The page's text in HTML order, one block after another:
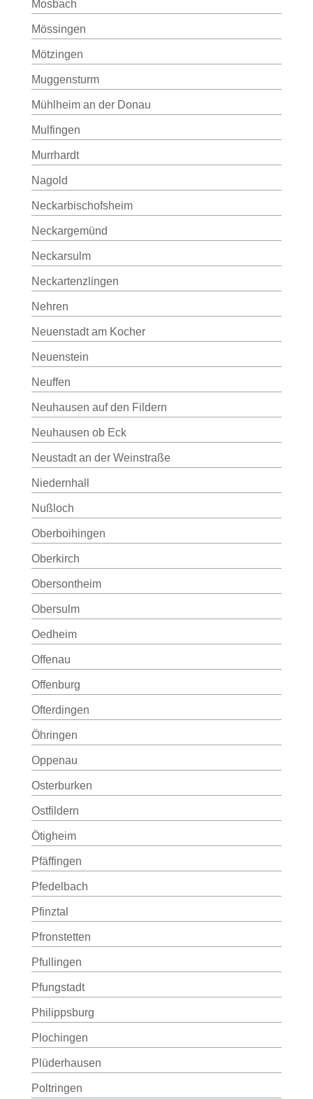
Mosbach
Mössingen
Mötzingen
Muggensturm
Mühlheim an der Donau
Mulfingen
Murrhardt
Nagold
Neckarbischofsheim
Neckargemünd
Neckarsulm
Neckartenzlingen
Nehren
Neuenstadt am Kocher
Neuenstein
Neuffen
Neuhausen auf den Fildern
Neuhausen ob Eck
Neustadt an der Weinstraße
Niedernhall
Nußloch
Oberboihingen
Oberkirch
Obersontheim
Obersulm
Oedheim
Offenau
Offenburg
Ofterdingen
Öhringen
Oppenau
Osterburken
Ostfildern
Ötigheim
Pfäffingen
Pfedelbach
Pfinztal
Pfronstetten
Pfullingen
Pfungstadt
Philippsburg
Plochingen
Plüderhausen
Poltringen